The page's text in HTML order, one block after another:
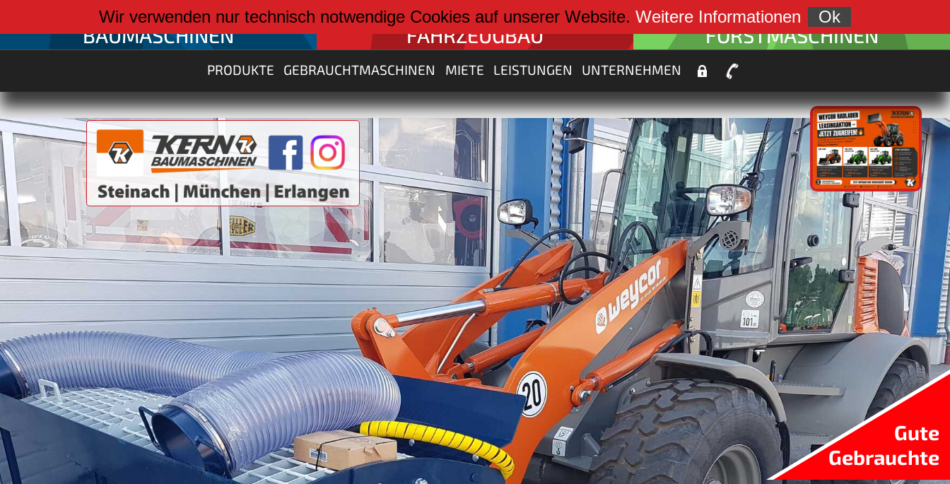
weiter zu:
BAUMASCHINEN
weiter zu:
FAHRZEUGBAU
weiter zu:
FORSTMASCHINEN
PRODUKTE GEBRAUCHTMASCHINEN MIETE LEISTUNGEN UNTERNEHMEN
Gute
Gebrauchte
Wir verwenden nur technisch notwendige Cookies auf unserer Website. Weitere Informationen Ok